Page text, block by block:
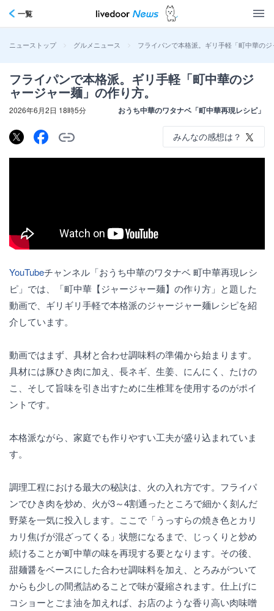
一覧
ニューストップ > グルメニュース > フライパンで本格派。ギリ手軽「町中華の
フライパンで本格派。ギリ手軽「町中華のジ
ャージャー麺」の作り方。
2026年6月2日 18時5分 おうち中華のワタナベ「町中華再現レシピ」
みんなの感想は？
YouTubeチャンネル「おうち中華のワタナベ 町中華再現レシ
ピ」では、「町中華【ジャージャー麺】の作り方」と題した
動画で、ギリギリ手軽で本格派のジャージャー麺レシピを紹
介しています。
動画ではまず、具材と合わせ調味料の準備から始まります。
具材には豚ひき肉に加え、長ネギ、生姜、にんにく、たけの
こ、そして旨味を引き出すために生椎茸を使用するのがポイ
ントです。
本格派ながら、家庭でも作りやすい工夫が盛り込まれていま
す。
調理工程における最大の秘訣は、火の入れ方です。フライパ
ンでひき肉を炒め、火が3～4割通ったところで細かく刻んだ
野菜を一気に投入します。ここで「うっすらの焼き色とカリ
カリ焦げが混ざってくる」状態になるまで、じっくりと炒め
続けることが町中華の味を再現する要となります。その後、
甜麺醤をベースにした合わせ調味料を加え、とろみがついて
からも少しの間煮詰めることで味が凝縮されます。仕上げに
コショーとごま油を加えれば、お店のような香り高い肉味噌